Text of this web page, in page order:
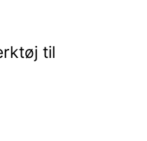
til